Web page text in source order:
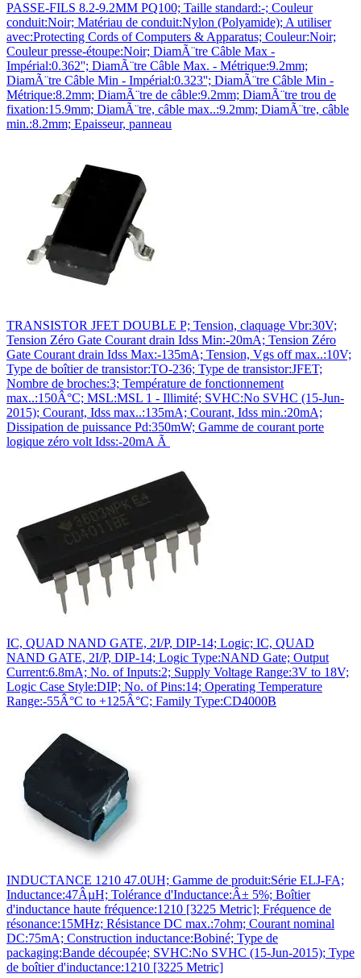
PASSE-FILS 8.2-9.2MM PQ100; Taille standard:-; Couleur
conduit:Noir; Matériau de conduit:Nylon (Polyamide); A utiliser
avec:Protecting Cords of Computers & Apparatus; Couleur:Noir;
Couleur presse-étoupe:Noir; DiamÃ¨tre Câble Max -
Impérial:0.362''; DiamÃ¨tre Câble Max. - Métrique:9.2mm;
DiamÃ¨tre Câble Min - Impérial:0.323''; DiamÃ¨tre Câble Min -
Métrique:8.2mm; DiamÃ¨tre de câble:9.2mm; DiamÃ¨tre trou de
fixation:15.9mm; DiamÃ¨tre, câble max..:9.2mm; DiamÃ¨tre, câble
min.:8.2mm; Epaisseur, panneau
TRANSISTOR JFET DOUBLE P; Tension, claquage Vbr:30V;
Tension Zéro Gate Courant drain Idss Min:-20mA; Tension Zéro
Gate Courant drain Idss Max:-135mA; Tension, Vgs off max..:10V;
Type de boîtier de transistor:TO-236; Type de transistor:JFET;
Nombre de broches:3; Température de fonctionnement
max..:150Â°C; MSL:MSL 1 - Illimité; SVHC:No SVHC (15-Jun-
2015); Courant, Idss max..:135mA; Courant, Idss min.:20mA;
Dissipation de puissance Pd:350mW; Gamme de courant porte
logique zéro volt Idss:-20mA Ã
IC, QUAD NAND GATE, 2I/P, DIP-14; Logic; IC, QUAD
NAND GATE, 2I/P, DIP-14; Logic Type:NAND Gate; Output
Current:6.8mA; No. of Inputs:2; Supply Voltage Range:3V to 18V;
Logic Case Style:DIP; No. of Pins:14; Operating Temperature
Range:-55Â°C to +125Â°C; Family Type:CD4000B
INDUCTANCE 1210 47.0UH; Gamme de produit:Série ELJ-FA;
Inductance:47ÂµH; Tolérance d'Inductance:Â± 5%; Boîtier
d'inductance haute fréquence:1210 [3225 Metric]; Fréquence de
résonance:15MHz; Résistance DC max.:7ohm; Courant nominal
DC:75mA; Construction inductance:Bobiné; Type de
packaging:Bande découpée; SVHC:No SVHC (15-Jun-2015); Type
de boîtier d'inductance:1210 [3225 Metric]